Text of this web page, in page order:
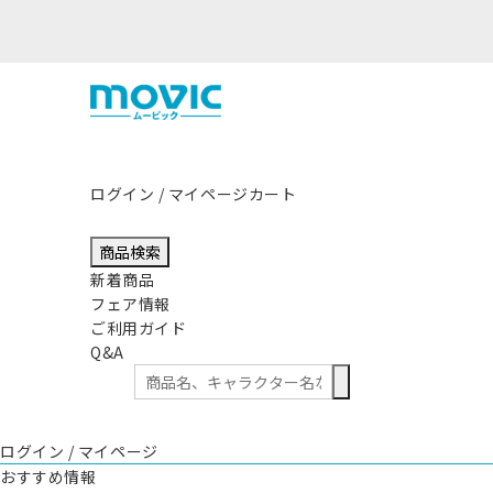
ログイン / マイページカート
商品検索
新着商品
フェア情報
ご利用ガイド
Q&A
ログイン / マイページ
おすすめ情報